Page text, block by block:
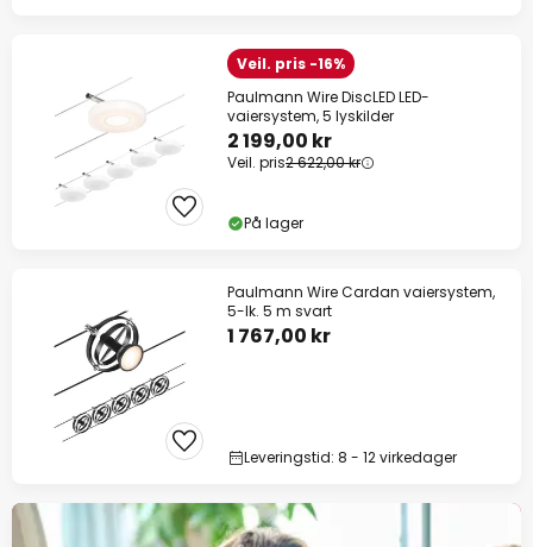
Veil. pris -16%
Paulmann Wire DiscLED LED-
vaiersystem, 5 lyskilder
2 199,00 kr
Veil. pris2 622,00 kr
På lager
Paulmann Wire Cardan vaiersystem,
5-lk. 5 m svart
1 767,00 kr
Leveringstid: 8 - 12 virkedager